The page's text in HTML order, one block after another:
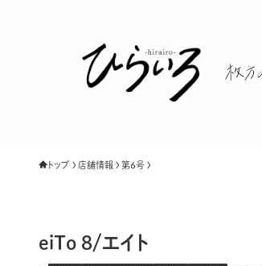
トップ 店舗情報 第６号
eiTo 8/エイト